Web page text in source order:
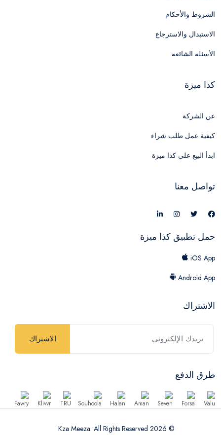
الشروط والأحكام
الاستبدال والاسترجاع
الأسئلة الشائعة
كذا ميزة
عن الشركة
كيفية عمل طلب شراء
ابدأ البيع علي كذا ميزة
تواصل معنا
حمل تطبيق كذا ميزة
iOS App
Android App
الاشتراك
الاشتراك
طرق الدفع
© 2026 Kza Meeza. All Rights Reserved